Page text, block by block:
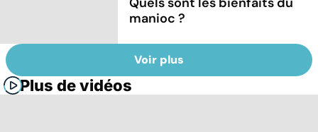
manioc ?
Voir plus
Plus de vidéos